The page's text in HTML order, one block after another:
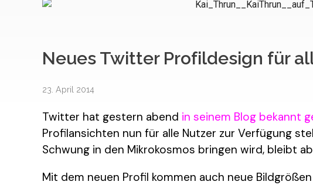
Neues Twitter Profildesign für
23. April 2014
Twitter hat gestern abend in seinem Blog bekannt
Profilansichten nun für alle Nutzer zur Verfügung
Schwung in den Mikrokosmos bringen wird, bleibt
Mit dem neuen Profil kommen auch neue Bildgrößen